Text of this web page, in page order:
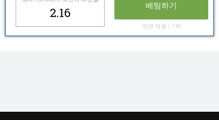
2.16 베팅하기
약관 적용 | +18